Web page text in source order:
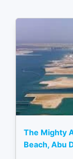
The Mighty
Beach, Abu